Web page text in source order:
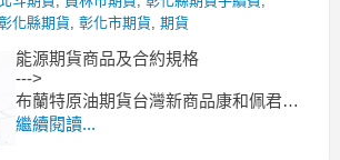
化縣期貨, 彰化市期貨, 期貨
能源期貨商品及合約規格
--->
布蘭特原油期貨台灣新商品康和佩君介
紹
繼續閱讀...